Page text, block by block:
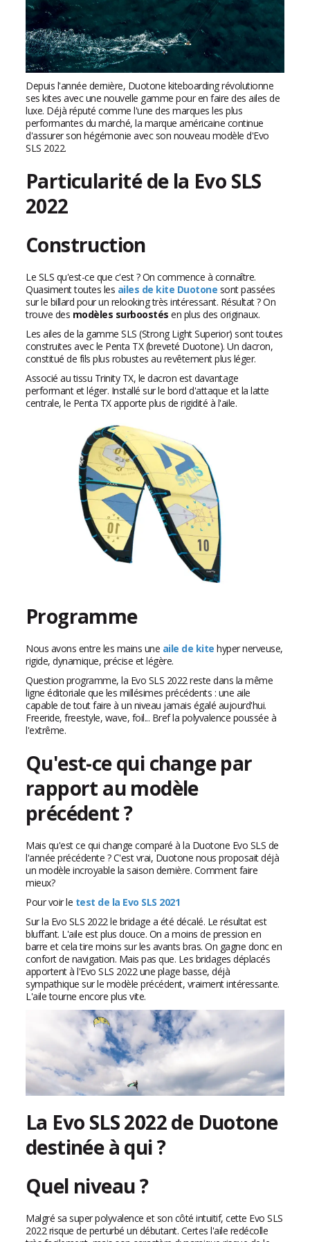
Depuis l'année dernière, Duotone kiteboarding révolutionne
ses kites avec une nouvelle gamme pour en faire des ailes de
luxe. Déjà réputé comme l'une des marques les plus
performantes du marché, la marque américaine continue
d'assurer son hégémonie avec son nouveau modèle d'Evo
SLS 2022.
Particularité de la Evo SLS
2022
Construction
Le SLS qu'est-ce que c'est ? On commence à connaître.
Quasiment toutes les ailes de kite Duotone sont passées
sur le billard pour un relooking très intéressant. Résultat ? On
trouve des modèles surboostés en plus des originaux.
Les ailes de la gamme SLS (Strong Light Superior) sont toutes
construites avec le Penta TX (breveté Duotone). Un dacron,
constitué de fils plus robustes au revêtement plus léger.
Associé au tissu Trinity TX, le dacron est davantage
performant et léger. Installé sur le bord d'attaque et la latte
centrale, le Penta TX apporte plus de rigidité à l'aile.
Programme
Nous avons entre les mains une aile de kite hyper nerveuse,
rigide, dynamique, précise et légère.
Question programme, la Evo SLS 2022 reste dans la même
ligne éditoriale que les millésimes précédents : une aile
capable de tout faire à un niveau jamais égalé aujourd'hui.
Freeride, freestyle, wave, foil... Bref la polyvalence poussée à
l'extrême.
Qu'est-ce qui change par
rapport au modèle
précédent ?
Mais qu'est ce qui change comparé à la Duotone Evo SLS de
l'année précédente ? C'est vrai, Duotone nous proposait déjà
un modèle incroyable la saison dernière. Comment faire
mieux?
Pour voir le test de la Evo SLS 2021
Sur la Evo SLS 2022 le bridage a été décalé. Le résultat est
bluffant. L'aile est plus douce. On a moins de pression en
barre et cela tire moins sur les avants bras. On gagne donc en
confort de navigation. Mais pas que. Les bridages déplacés
apportent à l'Evo SLS 2022 une plage basse, déjà
sympathique sur le modèle précédent, vraiment intéressante.
L'aile tourne encore plus vite.
La Evo SLS 2022 de Duotone
destinée à qui ?
Quel niveau ?
Malgré sa super polyvalence et son côté intuitif, cette Evo SLS
2022 risque de perturbé un débutant. Certes l'aile redécolle